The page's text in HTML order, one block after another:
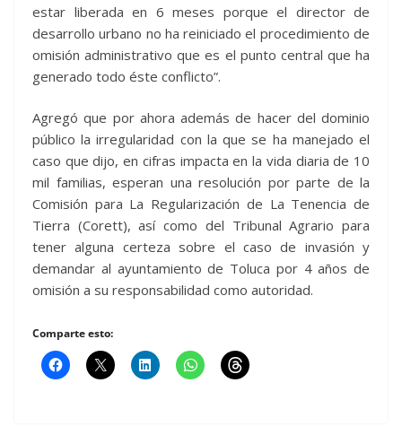
estar liberada en 6 meses porque el director de
desarrollo urbano no ha reiniciado el procedimiento de
omisión administrativo que es el punto central que ha
generado todo éste conflicto”.
Agregó que por ahora además de hacer del dominio
público la irregularidad con la que se ha manejado el
caso que dijo, en cifras impacta en la vida diaria de 10
mil familias, esperan una resolución por parte de la
Comisión para La Regularización de La Tenencia de
Tierra (Corett), así como del Tribunal Agrario para
tener alguna certeza sobre el caso de invasión y
demandar al ayuntamiento de Toluca por 4 años de
omisión a su responsabilidad como autoridad.
Comparte esto: